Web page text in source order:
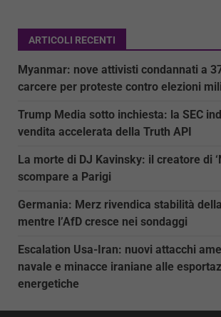
ARTICOLI RECENTI
Myanmar: nove attivisti condannati a
carcere per proteste contro elezioni
Trump Media sotto inchiesta: la SEC
vendita accelerata della Truth API
La morte di DJ Kavinsky: il creatore di
scompare a Parigi
Germania: Merz rivendica stabilità
mentre l’AfD cresce nei sondaggi
Escalation Usa-Iran: nuovi attacchi
navale e minacce iraniane alle
energetiche